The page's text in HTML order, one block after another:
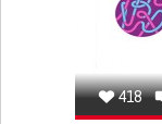
418